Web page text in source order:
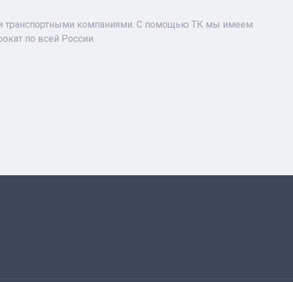
транспортными компаниями. С помощью ТК мы имеем
по всей России.